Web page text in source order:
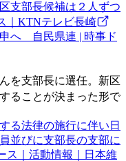
支部長候補は２人ずつ
｜KTNテレビ長崎
へ 自民県連 | 時事ド
を支部長に選任。新区
ることが決まった形で
る法律の施行に伴い日
並びに支部長の支部に
ス｜活動情報｜日本維